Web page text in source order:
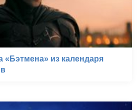
«Бэтмена» из календаря